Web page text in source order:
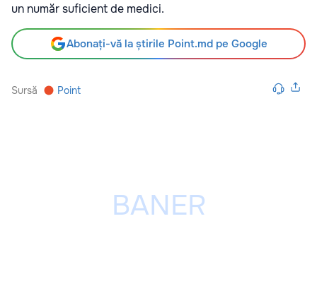
un număr suficient de medici.
Abonați-vă la știrile Point.md pe Google
Sursă Point